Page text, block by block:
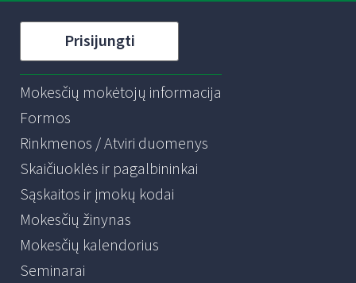
Prisijungti
Mokesčių mokėtojų informacija
Formos
Rinkmenos / Atviri duomenys
Skaičiuoklės ir pagalbininkai
Sąskaitos ir įmokų kodai
Mokesčių žinynas
Mokesčių kalendorius
Seminarai